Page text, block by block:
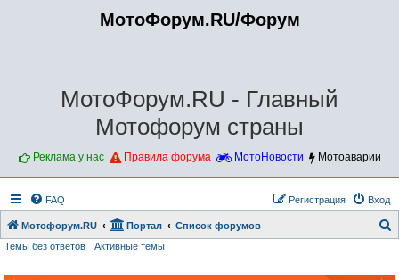
МотоФорум.RU/Форум
МотоФорум.RU - Главный
Мотофорум страны
Реклама у нас Правила форума МотоНовости Мотоаварии
FAQ Вход
Регистрация
Мотофорум.RU Портал Список форумов
Темы без ответов Активные темы